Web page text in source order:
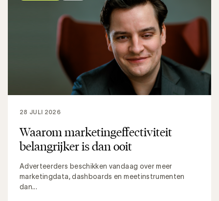
Waarom marketingeffectiviteit
belangrijker is dan ooit
Adverteerders beschikken vandaag over meer
marketingdata, dashboards en meetinstrumenten
dan...
28 JULI 2026